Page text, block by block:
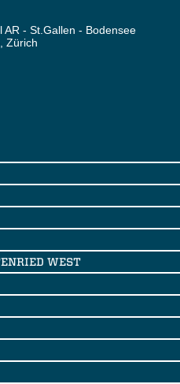
- St.Gallen - Bodensee
Zürich
WEST